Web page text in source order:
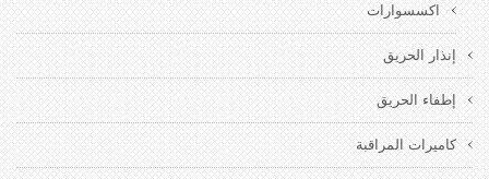
اكسسوارات
إنذار الحريق
إطفاء الحريق
كاميرات المراقبة